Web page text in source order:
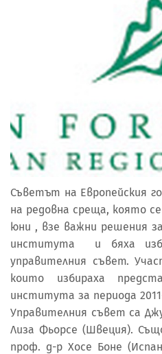
Съветът на Европейския
на редовна среща, която
юни , взе важни решения
института и бяха
управителния съвет.
които избираха
института за периода
Управителния съвет са
Лиза Фьорсе (Швеция).
проф. д-р Хосе Боне